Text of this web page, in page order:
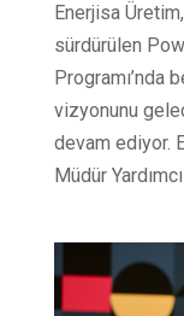
Enerjisa
sürdürülen
Programı’nda
vizyonunu
devam ediyor.
Müdür